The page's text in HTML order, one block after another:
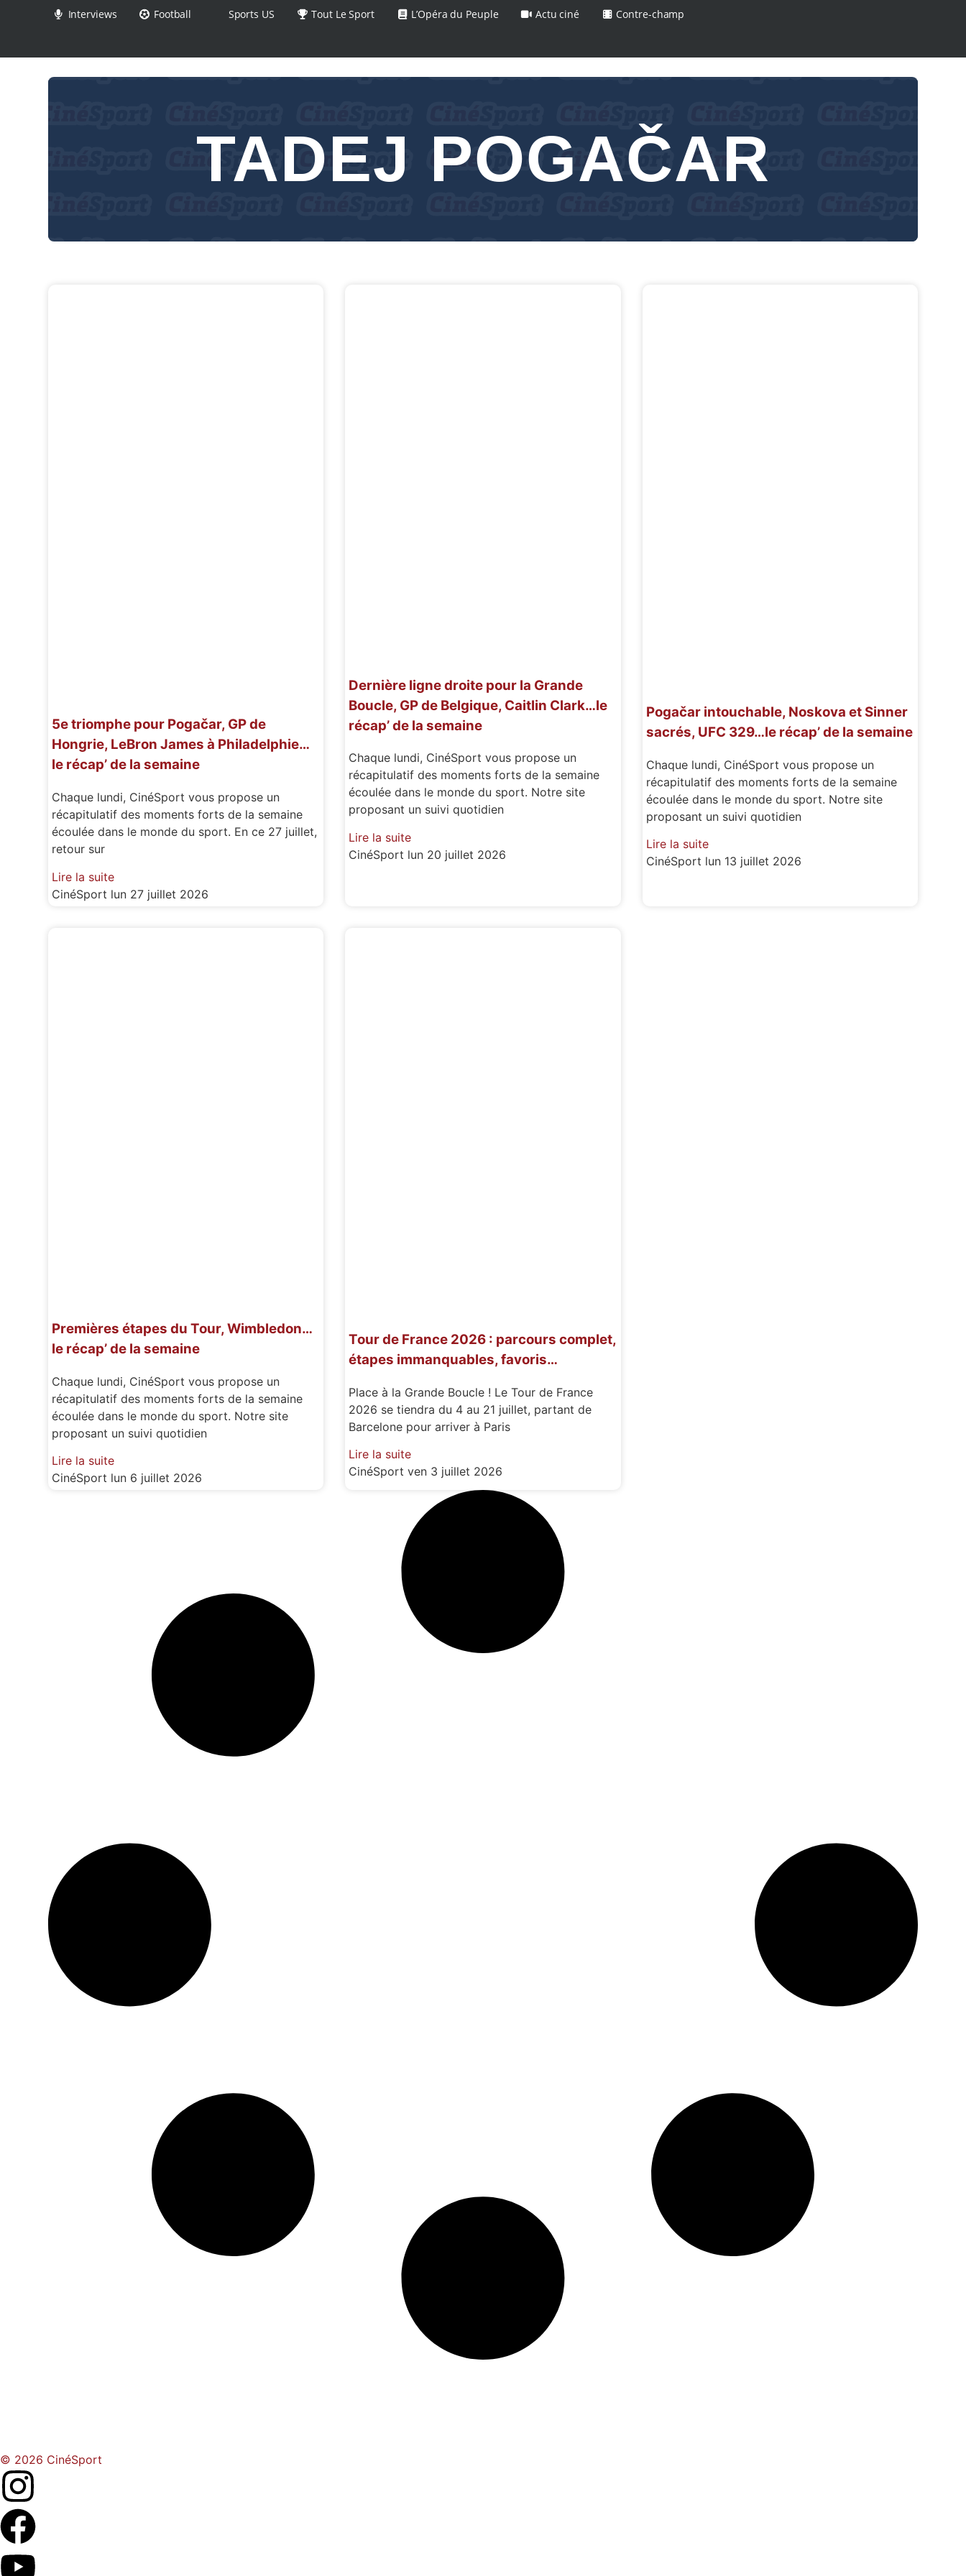
Interviews Football Sports US Tout Le Sport L’Opéra du Peuple Actu ciné Contre-champ
TADEJ POGAČAR
5e triomphe pour Pogačar, GP de
Hongrie, LeBron James à Philadelphie…
le récap’ de la semaine
Chaque lundi, CinéSport vous propose un
récapitulatif des moments forts de la semaine
écoulée dans le monde du sport. En ce 27 juillet,
retour sur
Lire la suite
CinéSport lun 27 juillet 2026
Dernière ligne droite pour la Grande
Boucle, GP de Belgique, Caitlin Clark…le
récap’ de la semaine
Chaque lundi, CinéSport vous propose un
récapitulatif des moments forts de la semaine
écoulée dans le monde du sport. Notre site
proposant un suivi quotidien
Lire la suite
CinéSport lun 20 juillet 2026
Pogačar intouchable, Noskova et Sinner
sacrés, UFC 329…le récap’ de la semaine
Chaque lundi, CinéSport vous propose un
récapitulatif des moments forts de la semaine
écoulée dans le monde du sport. Notre site
proposant un suivi quotidien
Lire la suite
CinéSport lun 13 juillet 2026
Premières étapes du Tour, Wimbledon…
le récap’ de la semaine
Chaque lundi, CinéSport vous propose un
récapitulatif des moments forts de la semaine
écoulée dans le monde du sport. Notre site
proposant un suivi quotidien
Lire la suite
CinéSport lun 6 juillet 2026
Tour de France 2026 : parcours complet,
étapes immanquables, favoris…
Place à la Grande Boucle ! Le Tour de France
2026 se tiendra du 4 au 21 juillet, partant de
Barcelone pour arriver à Paris
Lire la suite
CinéSportven 3 juillet 2026
© 2026 CinéSport